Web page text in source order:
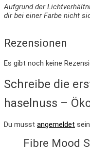
Aufgrund der
dir bei einer Farbe nicht
Rezensionen
Es gibt noch keine
Schreibe die
haselnuss –
Du musst angemeldet
Fibre Mood